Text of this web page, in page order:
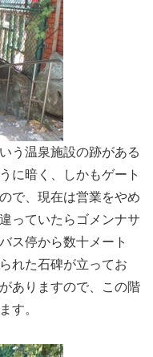
う温泉施設の跡がある
に暗く、しかもゲート
で、現在は営業をやめ
っていたらゴメンナサ
ス停から数十メート
れた石碑が立ってお
ありますので、この階
す。